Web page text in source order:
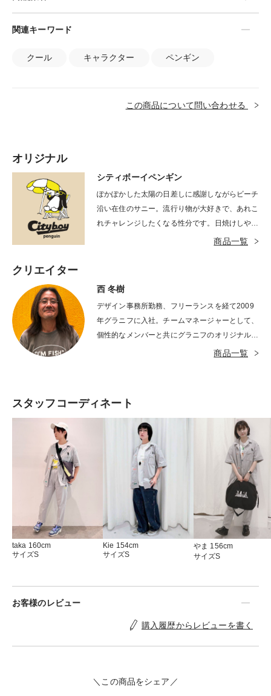
関連キーワード
クール キャラクター ペンギン
この商品について問い合わせる
オリジナル
シティボーイペンギン
ぽかぽかした太陽の日差しに感謝しながらビーチ
沿い在住のサニー。流行り物が大好きで、あれこ
れチャレンジしたくなる性分です。日焼けしやす
い体質でサングラスがかかせませんが、ふとした
商品一覧
クリエイター
西 冬樹
デザイン事務所勤務、フリーランスを経て2009
年グラニフに入社。チームマネージャーとして、
個性的なメンバーと共にグラニフのオリジナルコ
ンテンツやライセンスコラボレーションのグラフ
商品一覧
スタッフコーディネート
taka 160cm
サイズS
Kie 154cm
サイズS
やま 156cm
サイズS
お客様のレビュー
購入履歴からレビューを書く
＼この商品をシェア／